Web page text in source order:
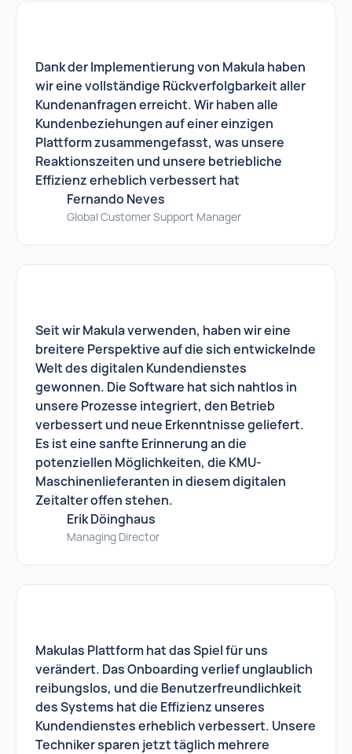
Dank der Implementierung von Makula haben
wir eine vollständige Rückverfolgbarkeit aller
Kundenanfragen erreicht. Wir haben alle
Kundenbeziehungen auf einer einzigen
Plattform zusammengefasst, was unsere
Reaktionszeiten und unsere betriebliche
Effizienz erheblich verbessert hat
Fernando Neves
Global Customer Support Manager
Seit wir Makula verwenden, haben wir eine
breitere Perspektive auf die sich entwickelnde
Welt des digitalen Kundendienstes
gewonnen. Die Software hat sich nahtlos in
unsere Prozesse integriert, den Betrieb
verbessert und neue Erkenntnisse geliefert.
Es ist eine sanfte Erinnerung an die
potenziellen Möglichkeiten, die KMU-
Maschinenlieferanten in diesem digitalen
Zeitalter offen stehen.
Erik Döinghaus
Managing Director
Makulas Plattform hat das Spiel für uns
verändert. Das Onboarding verlief unglaublich
reibungslos, und die Benutzerfreundlichkeit
des Systems hat die Effizienz unseres
Kundendienstes erheblich verbessert. Unsere
Techniker sparen jetzt täglich mehrere